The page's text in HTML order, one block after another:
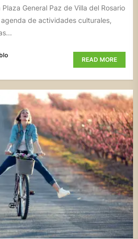
General Paz de Villa del Rosario
de actividades culturales,
READ MORE